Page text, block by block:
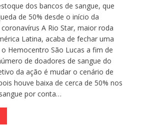
dos bancos de sangue, que
de 50% desde o início da
A Rio Star, maior roda
Latina, acaba de fechar uma
Hemocentro São Lucas a fim de
de doadores de sangue do
da ação é mudar o cenário de
houve baixa de cerca de 50% nos
por conta…